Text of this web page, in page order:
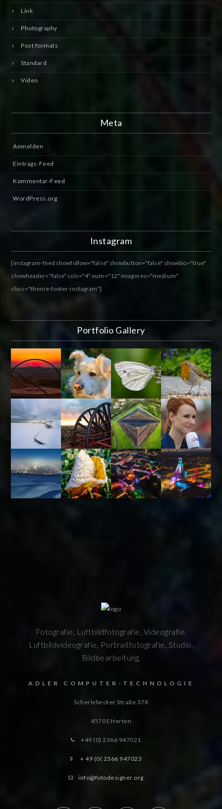
Link
Photography
Post formats
Standard
Video
Meta
Anmelden
Eintrags-Feed
Kommentar-Feed
WordPress.org
Instagram
[instagram-feed showfollow="false" showbutton="false" showbio="true"
showheader="false" cols="4" num="12" imageres="medium"
class="theme-footer-instagram"]
Portfolio Gallery
Fotografie, Luftbildfotografie, Videografie,
Luftbildvideografie, Portraitfotografie, Studio,
Bildbearbeitung,
ADLER COMPUTER-TECHNOLOGIE
Scherlebecker Straße 378
45701 Herten
+49 (0) 2366 947021
+ 49 (0( 2366 947023
info@fotodesigner.org